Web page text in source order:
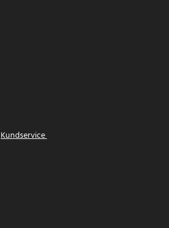
Kundservice